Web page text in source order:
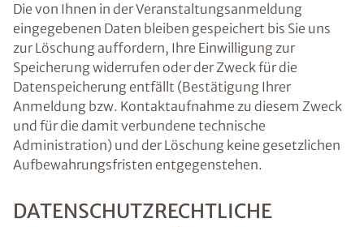
Die von Ihnen in der Veranstaltungsanmeldung
eingegebenen Daten bleiben gespeichert bis Sie uns
zur Löschung auffordern, Ihre Einwilligung zur
Speicherung widerrufen oder der Zweck für die
Datenspeicherung entfällt (Bestätigung Ihrer
Anmeldung bzw. Kontaktaufnahme zu diesem Zweck
und für die damit verbundene technische
Administration) und der Löschung keine gesetzlichen
Aufbewahrungsfristen entgegenstehen.
DATENSCHUTZRECHTLICHE